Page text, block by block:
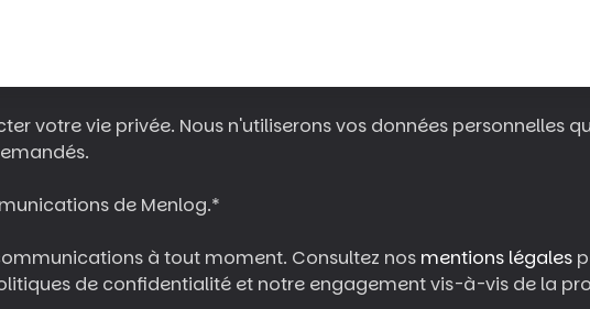
votre vie privée. Nous n'utiliserons vos données personnelles
de Menlog.*
à tout moment. Consultez nos mentions légales
de confidentialité et notre engagement vis-à-vis de la